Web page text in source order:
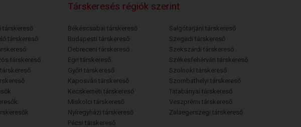
társkereső
társkereső
társkereső
Társkeresés régiók szerint
Békéscsabai társkereső
Budapesti társkereső
Debreceni társkereső
Egri társkereső
Győri társkereső
Kaposvári társkereső
Kecskeméti társkereső
Miskolci társkereső
Nyíregyházi társkereső
Pécsi társkereső
Salgótarjáni társkereső
Szegedi társkereső
Szekszárdi társkereső
Székesfehérvári társkereső
Szolnoki társkereső
Szombathelyi társkereső
Tatabányai társkereső
Veszprémi társkereső
Zalaegerszegi társkereső